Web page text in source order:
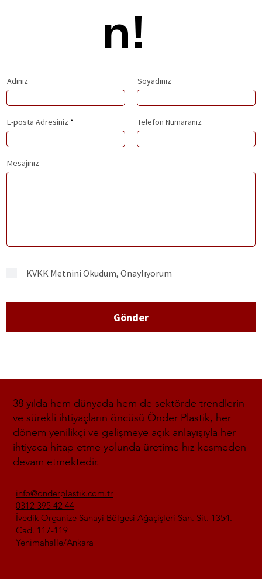
n!
Adınız Soyadınız
E-posta Adresiniz Telefon Numaranız
Mesajınız
Gönder
KVKK Metnini Okudum, Onaylıyorum
38 yılda hem dünyada hem de sektörde trendlerin
ve sürekli ihtiyaçların öncüsü Önder Plastik, her
dönem yenilikçi ve gelişmeye açık anlayışıyla her
ihtiyaca hitap etme yolunda üretime hız kesmeden
devam etmektedir.
info@onderplastik.com.tr
0312 395 42 44
İvedik Organize Sanayi Bölgesi Ağaçişleri San. Sit. 1354.
Cad. 117-119
Yenimahalle/Ankara